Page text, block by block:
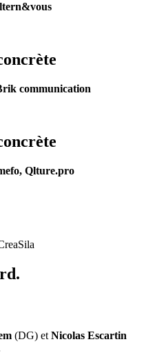
communication
Qlture.pro
(DG) et Nicolas Escartin